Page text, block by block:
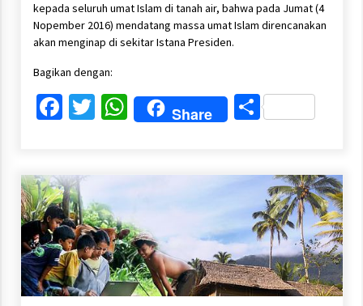
kepada seluruh umat Islam di tanah air, bahwa pada Jumat (4
Nopember 2016) mendatang massa umat Islam direncanakan
akan menginap di sekitar Istana Presiden.
Bagikan dengan:
Facebook
Twitter
WhatsApp
Share Share